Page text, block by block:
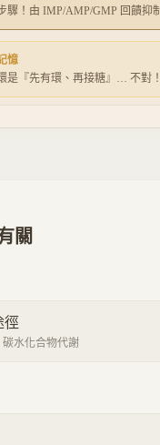
驟！由 IMP/AMP/GMP 回饋抑
憶
是『先有環、再接糖』… 不對
關
徑
碳水化合物代謝